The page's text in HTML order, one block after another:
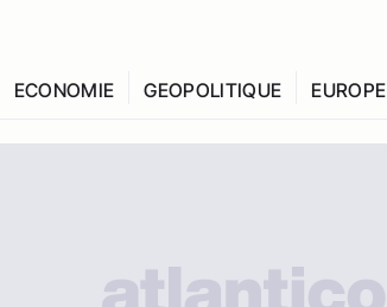
ECONOMIE GEOPOLITIQUE EUROPE